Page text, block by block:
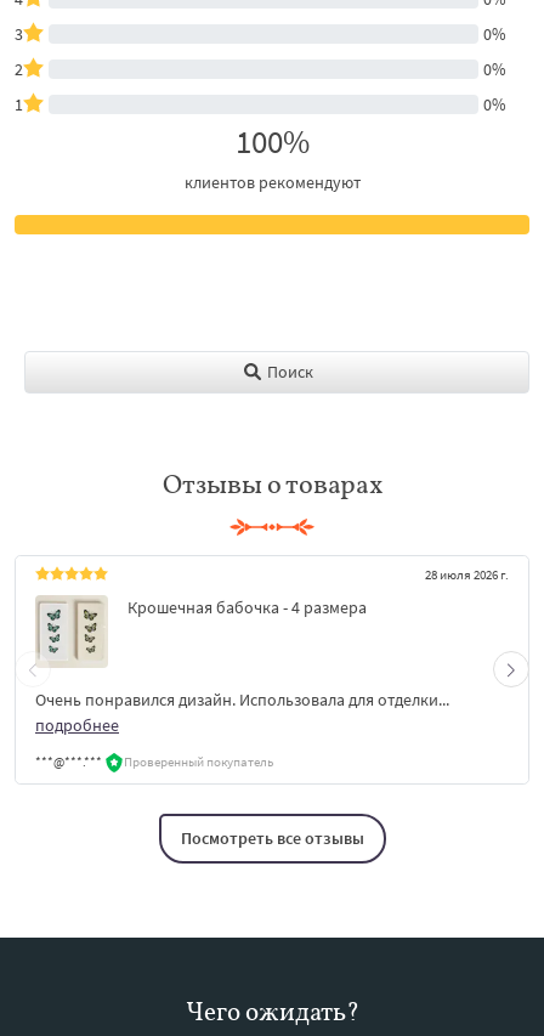
3
0%
2
0%
1
0%
100%
клиентов рекомендуют
Поиск
Отзывы о товарах
28 июля 2026 г.
Крошечная бабочка - 4 размера
Очень понравился дизайн. Использовала для отделки...
подробнее
***@***.*** Проверенный покупатель
Посмотреть все отзывы
Чего ожидать?